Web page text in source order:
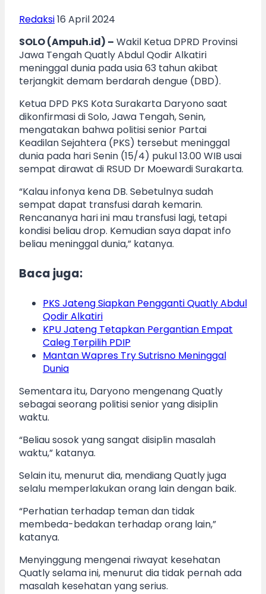
Redaksi16 April 2024
SOLO (Ampuh.id) – Wakil Ketua DPRD Provinsi
Jawa Tengah Quatly Abdul Qodir Alkatiri
meninggal dunia pada usia 63 tahun akibat
terjangkit demam berdarah dengue (DBD).
Ketua DPD PKS Kota Surakarta Daryono saat
dikonfirmasi di Solo, Jawa Tengah, Senin,
mengatakan bahwa politisi senior Partai
Keadilan Sejahtera (PKS) tersebut meninggal
dunia pada hari Senin (15/4) pukul 13.00 WIB usai
sempat dirawat di RSUD Dr Moewardi Surakarta.
“Kalau infonya kena DB. Sebetulnya sudah
sempat dapat transfusi darah kemarin.
Rencananya hari ini mau transfusi lagi, tetapi
kondisi beliau drop. Kemudian saya dapat info
beliau meninggal dunia,” katanya.
Baca juga:
PKS Jateng Siapkan Pengganti Quatly Abdul
Qodir Alkatiri
KPU Jateng Tetapkan Pergantian Empat
Caleg Terpilih PDIP
Mantan Wapres Try Sutrisno Meninggal
Dunia
Sementara itu, Daryono mengenang Quatly
sebagai seorang politisi senior yang disiplin
waktu.
“Beliau sosok yang sangat disiplin masalah
waktu,” katanya.
Selain itu, menurut dia, mendiang Quatly juga
selalu memperlakukan orang lain dengan baik.
“Perhatian terhadap teman dan tidak
membeda-bedakan terhadap orang lain,”
katanya.
Menyinggung mengenai riwayat kesehatan
Quatly selama ini, menurut dia tidak pernah ada
masalah kesehatan yang serius.